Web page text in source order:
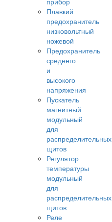
Плавкий
предохранитель
низковольтный
ножевой
Предохранитель
среднего
и
высокого
напряжения
Пускатель
магнитный
модульный
для
распределительных
щитов
Регулятор
температуры
модульный
для
распределительных
щитов
Реле